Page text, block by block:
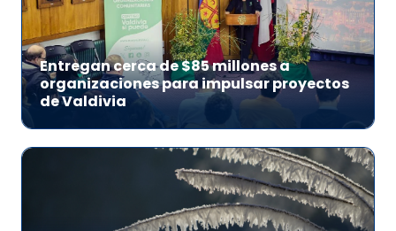
Entregan cerca de $85 millones a
organizaciones para impulsar proyectos
de Valdivia